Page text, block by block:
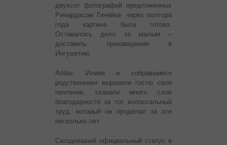
двухсот фотографий предложенных
Ричардасом Гинейка- через полтора
года картина была готова.
Оставалось дело за малым –
доставить произведение в
Ингушетию.
Аббас Илиев и собравшиеся
родственники выразили гостю свое
почтение, сказали много слов
благодарности за тот колоссальный
труд, который он проделал за эти
несколько лет.
Сегодняшний официальный статус в